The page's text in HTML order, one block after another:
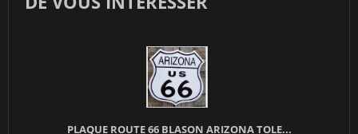
PLAQUE ROUTE 66 BLASON ARIZONA TOLE...